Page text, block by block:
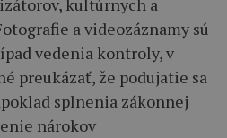
kultúrnych a
a videozáznamy sú
vedenia kontroly, v
preukázať, že podujatie sa
splnenia zákonnej
nárokov